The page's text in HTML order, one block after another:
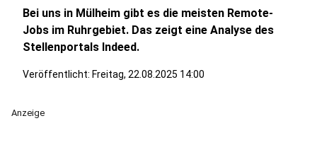
Bei uns in Mülheim gibt es die meisten Remote-
Jobs im Ruhrgebiet. Das zeigt eine Analyse des
Stellenportals Indeed.
Veröffentlicht: Freitag, 22.08.2025 14:00
Anzeige